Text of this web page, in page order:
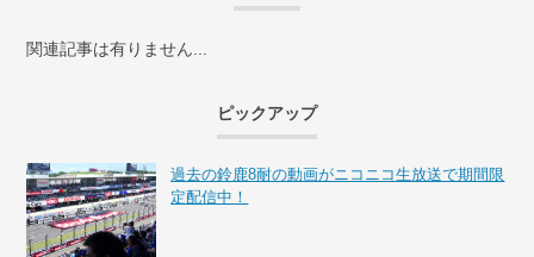
関連記事は有りません...
ピックアップ
過去の鈴鹿8耐の動画がニコニコ生放送で期間限
定配信中！